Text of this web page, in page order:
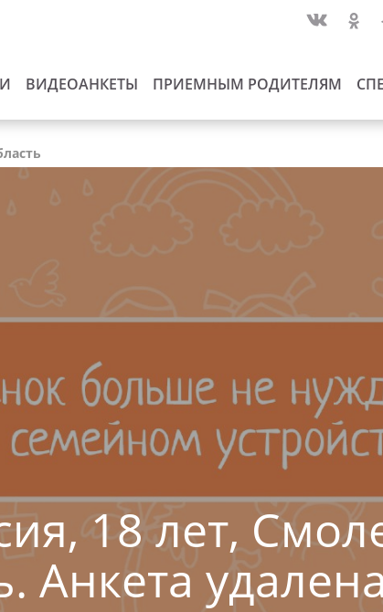
ВИДЕОАНКЕТЫ ПРИЕМНЫМ РОДИТЕЛЯМ
18 лет,
Анкета